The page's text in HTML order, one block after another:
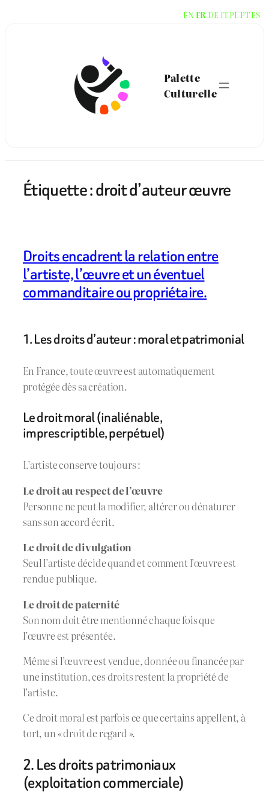
Palette
Culturelle
Étiquette :droit d’auteur œuvre
Droits encadrent la relation entre
l’artiste, l’œuvre et un éventuel
commanditaire ou propriétaire.
1. Les droits d’auteur : moral et patrimonial
En France, toute œuvre est automatiquement
protégée dès sa création.
Le droit moral (inaliénable,
imprescriptible, perpétuel)
L’artiste conserve toujours :
Le droit au respect de l’œuvre
Personne ne peut la modifier, altérer ou dénaturer
sans son accord écrit.
Le droit de divulgation
Seul l’artiste décide quand et comment l’œuvre est
rendue publique.
Le droit de paternité
Son nom doit être mentionné chaque fois que
l’œuvre est présentée.
Même si l’œuvre est vendue, donnée ou financée par
une institution, ces droits restent la propriété de
l’artiste.
Ce droit moral est parfois ce que certains appellent, à
tort, un « droit de regard ».
2. Les droits patrimoniaux
(exploitation commerciale)
EN FR DE ITPL PTES